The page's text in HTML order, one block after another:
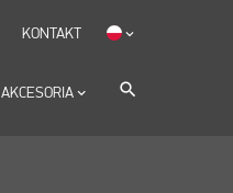
AKCESORIAkeyboard_arrow_down search
KONTAKT keyboard_arrow_down